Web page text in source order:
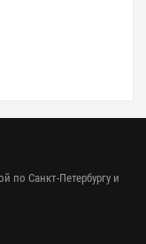
по Санкт-Петербургу и